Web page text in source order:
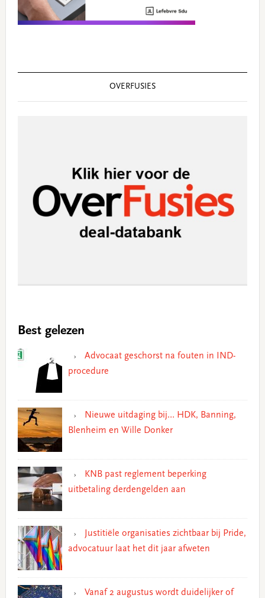
OVERFUSIES
Best gelezen
Advocaat geschorst na fouten in IND-
procedure
Nieuwe uitdaging bij… HDK, Banning,
Blenheim en Wille Donker
KNB past reglement beperking
uitbetaling derdengelden aan
Justitiële organisaties zichtbaar bij Pride,
advocatuur laat het dit jaar afweten
Vanaf 2 augustus wordt duidelijker of